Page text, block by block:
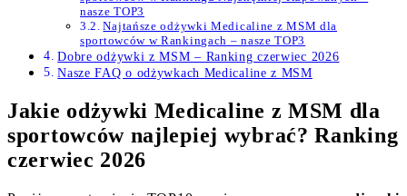
nasze TOP3
Najtańsze odżywki Medicaline z MSM dla
sportowców w Rankingach – nasze TOP3
Dobre odżywki z MSM – Ranking czerwiec 2026
Nasze FAQ o odżywkach Medicaline z MSM
Jakie odżywki Medicaline z MSM dla
sportowców najlepiej wybrać? Ranking
czerwiec 2026